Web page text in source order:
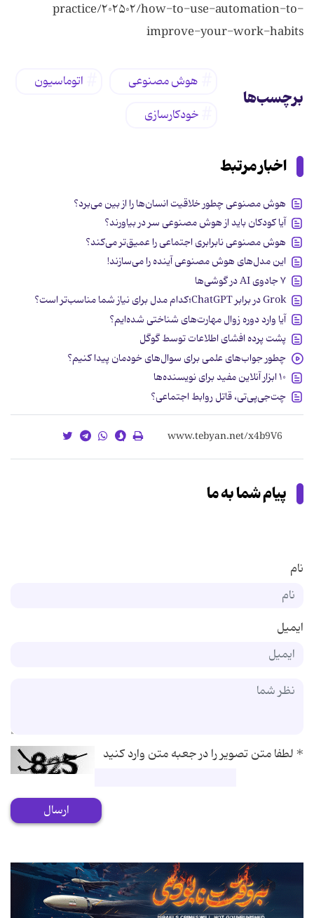
practice/۲۰۲۵۰۲/how-to-use-automation-to-
improve-your-work-habits
برچسب‌ها
هوش مصنوعی
اتوماسیون
خودکارسازی
اخبار مرتبط
هوش مصنوعی چطور خلاقیت انسان‌ها را از بین می‌برد؟
آیا کودکان باید از هوش مصنوعی سر در بیاورند؟
هوش مصنوعی نابرابری اجتماعی را عمیق‌تر می‌کند؟
این مدل‌های هوش مصنوعی آینده را می‌سازند!
۷ جادوی AI در گوشی‌ها
Grok در برابر ChatGPT؛کدام مدل برای نیاز شما مناسب‌تر است؟
آیا وارد دوره زوال مهارت‌های شناختی شده‌ایم؟
پشت پرده افشای اطلاعات توسط گوگل
چطور جواب‌های علمی برای سوال‌های خودمان پیدا کنیم؟
۱۰ ابزار آنلاین مفید برای نویسنده‌ها
چت‌جی‌پی‌تی، قاتل روابط اجتماعی؟
پیام شما به ما
نام
ایمیل
*لطفا متن تصویر را در جعبه متن وارد کنید
ارسال